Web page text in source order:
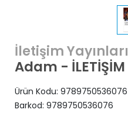
İletişim Yayınları
Adam - İLETİŞİM
Ürün Kodu: 9789750536076
Barkod: 9789750536076